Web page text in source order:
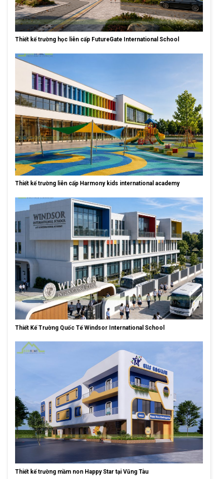
Thiết kế trường học liên cấp FutureGate International School
Thiết kế trường liên cấp Harmony kids international academy
Thiết Kế Trường Quốc Tế Windsor International School
Thiết kế trường mầm non Happy Star tại Vũng Tàu